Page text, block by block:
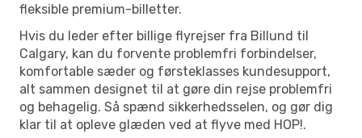
fleksible premium-billetter.
Hvis du leder efter billige flyrejser fra Billund til
Calgary, kan du forvente problemfri forbindelser,
komfortable sæder og førsteklasses kundesupport,
alt sammen designet til at gøre din rejse problemfri
og behagelig. Så spænd sikkerhedsselen, og gør dig
klar til at opleve glæden ved at flyve med HOP!.